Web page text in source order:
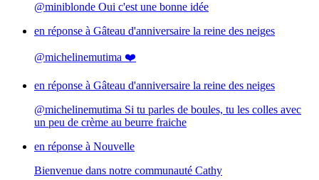
@miniblonde Oui c'est une bonne idée
en réponse à Gâteau d'anniversaire la reine des neiges
@michelinemutima ❤️
en réponse à Gâteau d'anniversaire la reine des neiges
@michelinemutima Si tu parles de boules, tu les colles avec
un peu de crème au beurre fraiche
en réponse à Nouvelle
Bienvenue dans notre communauté Cathy